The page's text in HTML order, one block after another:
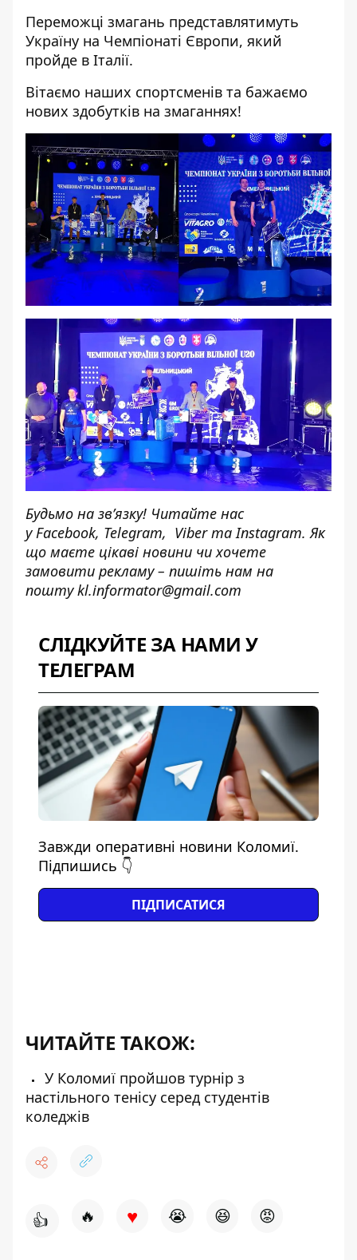
Переможці змагань представлятимуть
Україну на Чемпіонаті Європи, який
пройде в Італії.
Вітаємо наших спортсменів та бажаємо
нових здобутків на змаганнях!
Будьмо на зв’язку! Читайте нас
уFacebook, Telegram, ViberтаInstagram. Як
що маєте цікаві новини чи хочете
замовити рекламу – пишіть нам на
поштуkl.informator@gmail.com
СЛІДКУЙТЕ ЗА НАМИ У
ТЕЛЕГРАМ
Завжди оперативні новини Коломиї.
Підпишись 👇
ПІДПИСАТИСЯ
ЧИТАЙТЕ ТАКОЖ:
У Коломиї пройшов турнір з
настільного тенісу серед студентів
коледжів
👍 🔥 ♥ 😭 😆 😡